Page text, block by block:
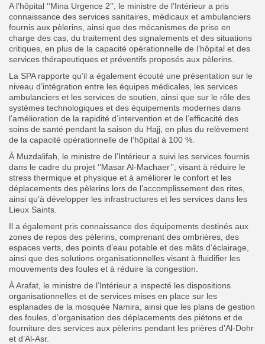
A l’hôpital ‘’Mina Urgence 2’’, le ministre de l’Intérieur a pris
connaissance des services sanitaires, médicaux et ambulanciers
fournis aux pèlerins, ainsi que des mécanismes de prise en
charge des cas, du traitement des signalements et des situations
critiques, en plus de la capacité opérationnelle de l’hôpital et des
services thérapeutiques et préventifs proposés aux pèlerins.
La SPA rapporte qu’il a également écouté une présentation sur le
niveau d’intégration entre les équipes médicales, les services
ambulanciers et les services de soutien, ainsi que sur le rôle des
systèmes technologiques et des équipements modernes dans
l’amélioration de la rapidité d’intervention et de l’efficacité des
soins de santé pendant la saison du Hajj, en plus du relèvement
de la capacité opérationnelle de l’hôpital à 100 %.
À Muzdalifah, le ministre de l’Intérieur a suivi les services fournis
dans le cadre du projet ‘’Masar Al-Machaer’’, visant à réduire le
stress thermique et physique et à améliorer le confort et les
déplacements des pèlerins lors de l’accomplissement des rites,
ainsi qu’à développer les infrastructures et les services dans les
Lieux Saints.
Il a également pris connaissance des équipements destinés aux
zones de repos des pèlerins, comprenant des ombrières, des
espaces verts, des points d’eau potable et des mâts d’éclairage,
ainsi que des solutions organisationnelles visant à fluidifier les
mouvements des foules et à réduire la congestion.
À Arafat, le ministre de l’Intérieur a inspecté les dispositions
organisationnelles et de services mises en place sur les
esplanades de la mosquée Namira, ainsi que les plans de gestion
des foules, d’organisation des déplacements des piétons et de
fourniture des services aux pèlerins pendant les prières d’Al-Dohr
et d’Al-Asr.